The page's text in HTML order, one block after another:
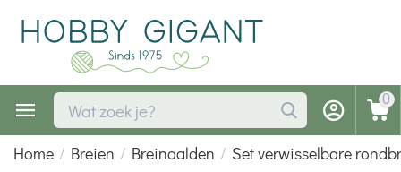
0
Home / Breien / Breinaalden / Set verwisselbare